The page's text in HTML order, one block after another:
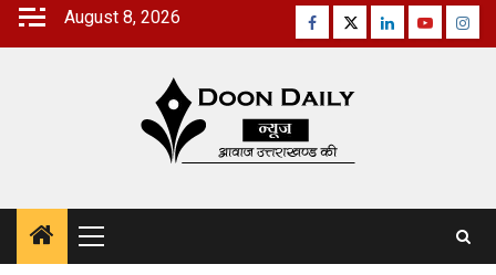
Skip
August 8, 2026 Facebook
TwitterLinkedinYoutube
Primary
Menu